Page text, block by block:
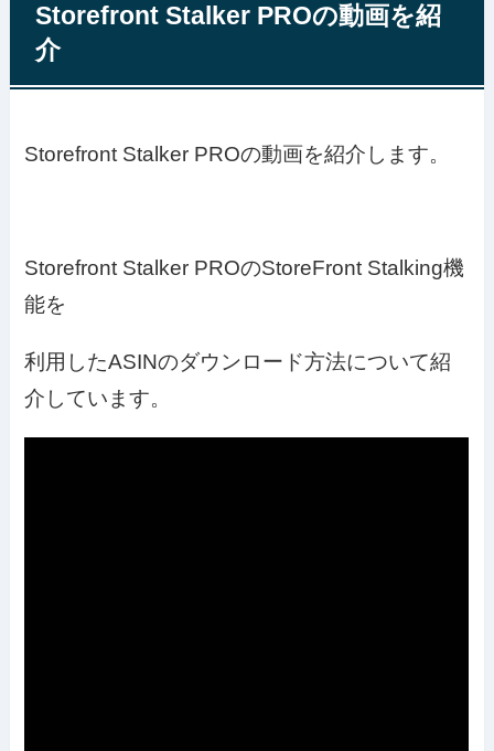
Storefront Stalker PROの動画を紹
介
Storefront Stalker PROの動画を紹介します。
Storefront Stalker PROのStoreFront Stalking機
能を
利用したASINのダウンロード方法について紹
介しています。